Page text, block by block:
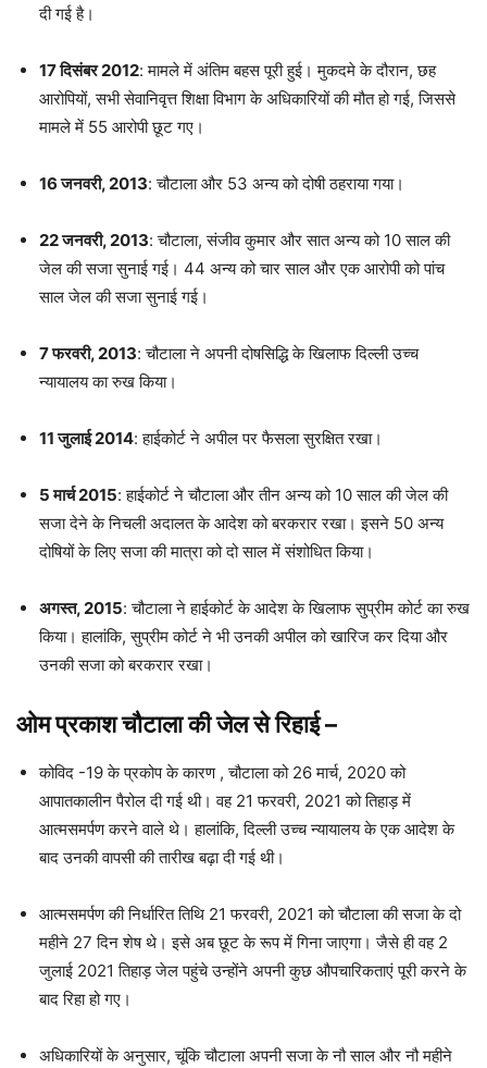
दी गई है।
17 दिसंबर 2012: मामले में अंतिम बहस पूरी हुई। मुकदमे के दौरान, छह
आरोपियों, सभी सेवानिवृत्त शिक्षा विभाग के अधिकारियों की मौत हो गई, जिससे
मामले में 55 आरोपी छूट गए।
16 जनवरी, 2013: चौटाला और 53 अन्य को दोषी ठहराया गया।
22 जनवरी, 2013: चौटाला, संजीव कुमार और सात अन्य को 10 साल की
जेल की सजा सुनाई गई। 44 अन्य को चार साल और एक आरोपी को पांच
साल जेल की सजा सुनाई गई।
7 फरवरी, 2013: चौटाला ने अपनी दोषसिद्धि के खिलाफ दिल्ली उच्च
न्यायालय का रुख किया।
11 जुलाई 2014: हाईकोर्ट ने अपील पर फैसला सुरक्षित रखा।
5 मार्च 2015: हाईकोर्ट ने चौटाला और तीन अन्य को 10 साल की जेल की
सजा देने के निचली अदालत के आदेश को बरकरार रखा। इसने 50 अन्य
दोषियों के लिए सजा की मात्रा को दो साल में संशोधित किया।
अगस्त, 2015: चौटाला ने हाईकोर्ट के आदेश के खिलाफ सुप्रीम कोर्ट का रुख
किया। हालांकि, सुप्रीम कोर्ट ने भी उनकी अपील को खारिज कर दिया और
उनकी सजा को बरकरार रखा।
ओम प्रकाश चौटालाकी जेल से रिहाई–
कोविद -19 के प्रकोप के कारण , चौटाला को 26 मार्च, 2020 को
आपातकालीन पैरोल दी गई थी। वह 21 फरवरी, 2021 को तिहाड़ में
आत्मसमर्पण करने वाले थे। हालांकि, दिल्ली उच्च न्यायालय के एक आदेश के
बाद उनकी वापसी की तारीख बढ़ा दी गई थी।
आत्मसमर्पण की निर्धारित तिथि 21 फरवरी, 2021 को चौटाला की सजा के दो
महीने 27 दिन शेष थे। इसे अब छूट के रूप में गिना जाएगा। जैसे ही वह 2
जुलाई 2021 तिहाड़ जेल पहुंचे उन्होंने अपनी कुछ औपचारिकताएं पूरी करने के
बाद रिहा हो गए।
अधिकारियों के अनुसार, चूंकि चौटाला अपनी सजा के नौ साल और नौ महीने